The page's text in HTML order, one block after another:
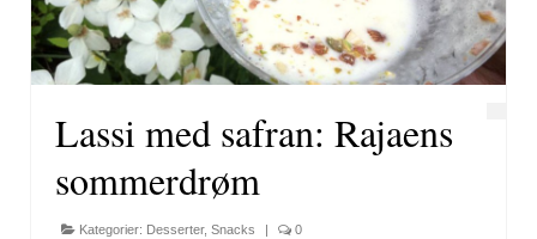
Lassi med safran: Rajaens
sommerdrøm
Kategorier: Desserter, Snacks 0